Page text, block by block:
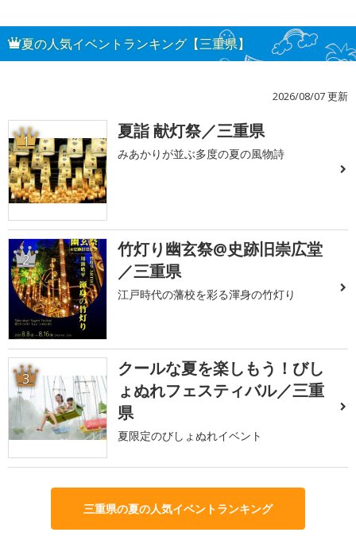
夏の人気イベントランキング【三重県】
2026/08/07 更新
1 夏詣 献灯祭／三重県
みあかりが並ぶ多度の夏の風物詩
2
竹灯り幽玄祭@史跡旧崇広堂
／三重県
江戸時代の藩校を彩る渾身の竹灯り
3
クールな夏を楽しもう！びし
ょぬれフェスティバル／三重
県
夏限定のびしょぬれイベント
三重県の夏の人気イベントランキング